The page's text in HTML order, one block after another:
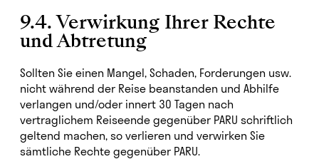
9.4. Verwirkung Ihrer Rechte
und Abtretung
Sollten Sie einen Mangel, Schaden, Forderungen usw.
nicht während der Reise beanstanden und Abhilfe
verlangen und/oder innert 30 Tagen nach
vertraglichem Reiseende gegenüber PARU schriftlich
geltend machen, so verlieren und verwirken Sie
sämtliche Rechte gegenüber PARU.